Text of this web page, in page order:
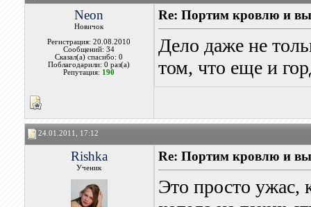
Neon
Новичок
Регистрация: 20.08.2010
Сообщений: 34
Сказал(а) спасибо: 0
Поблагодарили: 0 раз(а)
Репутация: 190
Re: Портим кровлю и
Дело даже не
том, что еще и
24.01.2011, 17:12
Rishka
Ученик
Re: Портим кровлю и
Это просто ужас,